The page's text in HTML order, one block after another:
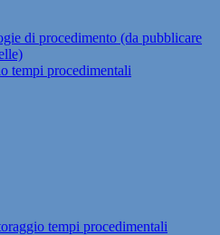
di procedimento (da pubblicare
tempi procedimentali
tempi procedimentali